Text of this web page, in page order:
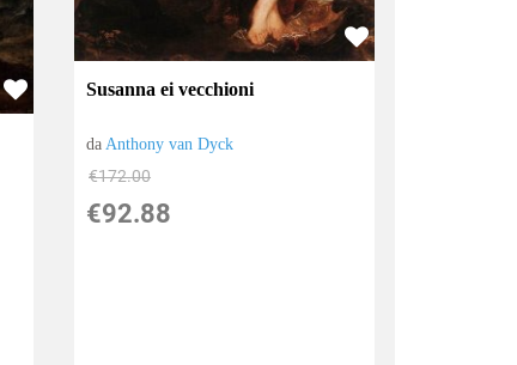
Susanna ei vecchioni
daAnthony van Dyck
€172.00
€92.88